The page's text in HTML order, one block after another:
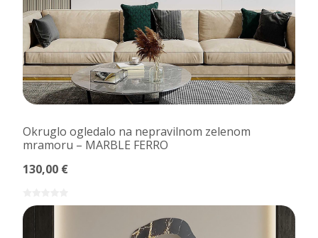
Okruglo ogledalo na nepravilnom zelenom
mramoru – MARBLE FERRO
130,00 €